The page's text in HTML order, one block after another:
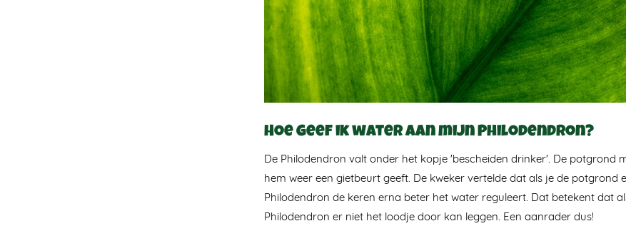
Hoe geef ik water aan mijn Philodendron?
De Philodendron valt onder het kopje 'bescheiden drinker'. De potgrond
hem weer een gietbeurt geeft. De kweker vertelde dat als je de potgrond
Philodendron de keren erna beter het water reguleert. Dat betekent dat
Philodendron er niet het loodje door kan leggen. Een aanrader dus!